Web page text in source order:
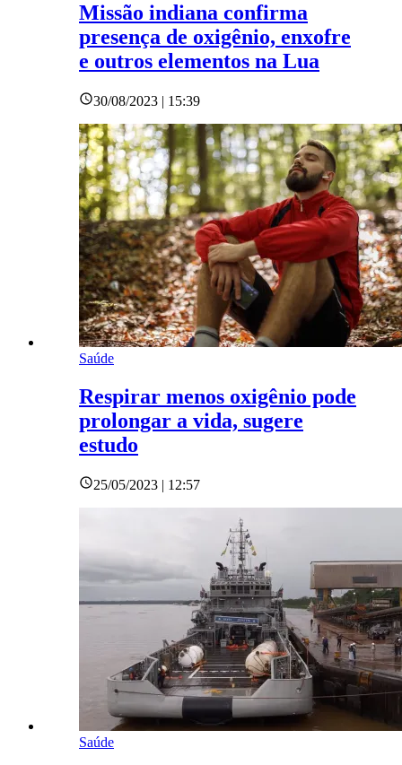
Missão indiana confirma
presença de oxigênio, enxofre
e outros elementos na Lua
30/08/2023 | 15:39
Saúde
Respirar menos oxigênio pode
prolongar a vida, sugere
estudo
25/05/2023 | 12:57
Saúde